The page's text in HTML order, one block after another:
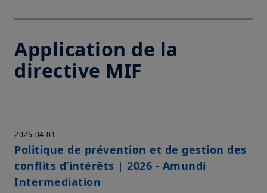
Application de la
directive MIF
2026-04-01
Politique de prévention et de gestion des
conflits d’intérêts | 2026 - Amundi
Intermediation